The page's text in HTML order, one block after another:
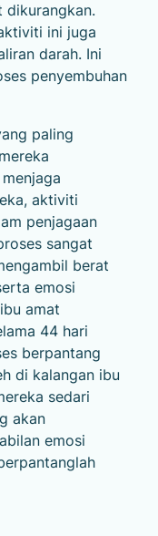
ini juga
darah. Ini
penyembuhan
paling
aktiviti
penjagaan
sangat
berat
emosi
amat
44 hari
berpantang
di kalangan ibu
sedari
akan
emosi